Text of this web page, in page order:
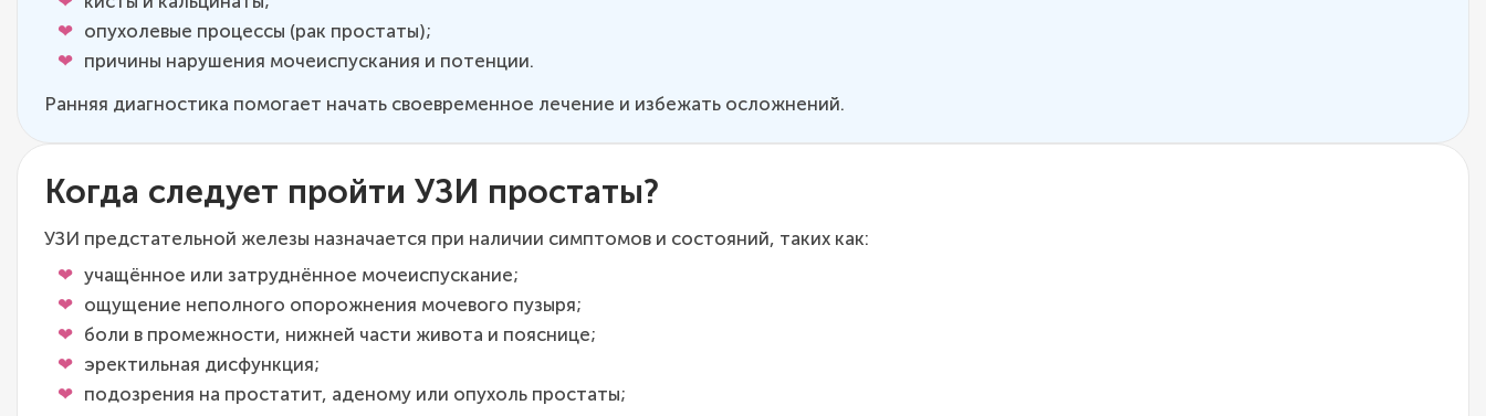
опухолевые процессы (рак простаты);
причины нарушения мочеиспускания и потенции.
Ранняя диагностика помогает начать своевременное лечение и избежать осложнений.
Когда следует пройти УЗИ простаты?
УЗИ предстательной железы назначается при наличии симптомов и состояний, таких как:
учащённое или затруднённое мочеиспускание;
ощущение неполного опорожнения мочевого пузыря;
боли в промежности, нижней части живота и пояснице;
эректильная дисфункция;
подозрения на простатит, аденому или опухоль простаты;